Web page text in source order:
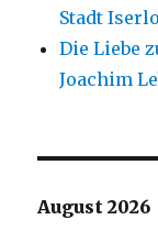
Stadt
Die Liebe
Joachim
August 2026